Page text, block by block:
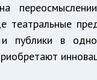
и публики в